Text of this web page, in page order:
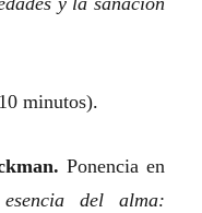
minutos).
Ponencia en
del alma: